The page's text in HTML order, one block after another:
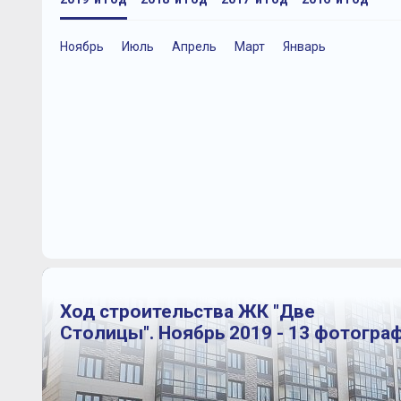
Ноябрь Июль Апрель Март Январь
Ход строительства ЖК "Две
Столицы". Ноябрь 2019 - 13